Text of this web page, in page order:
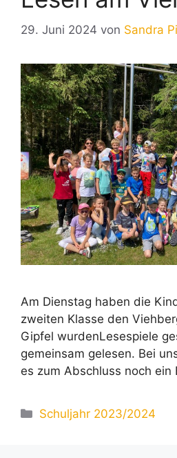
29. Juni 2024 von Sandra
Am Dienstag haben die
zweiten Klasse den
Gipfel wurdenLesespiele
gemeinsam gelesen. Bei
es zum Abschluss noch ein
Kategorien
Schuljahr 2023/2024